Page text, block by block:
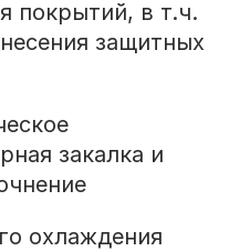
покрытий, в т.ч.
защитных
закалка и
охлаждения